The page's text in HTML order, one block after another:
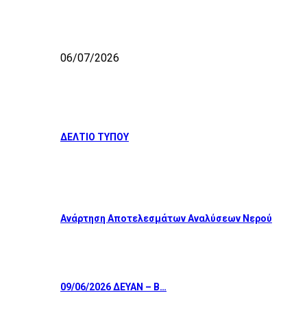
06/07/2026
ΔΕΛΤΙΟ ΤΥΠΟΥ
Ανάρτηση Αποτελεσμάτων Αναλύσεων Νερού
09/06/2026 ΔΕΥΑΝ – Β…